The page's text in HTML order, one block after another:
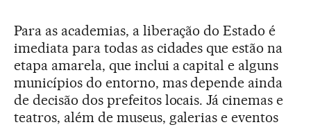
Para as academias, a liberação do Estado é
imediata para todas as cidades que estão na
etapa amarela, que inclui a capital e alguns
municípios do entorno, mas depende ainda
de decisão dos prefeitos locais. Já cinemas e
teatros, além de museus, galerias e eventos